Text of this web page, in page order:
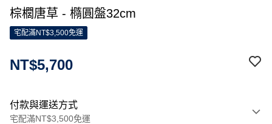
棕櫚唐草 - 橢圓盤32cm
宅配滿NT$3,500免運
NT$5,700
付款與運送方式
宅配滿NT$3,500免運